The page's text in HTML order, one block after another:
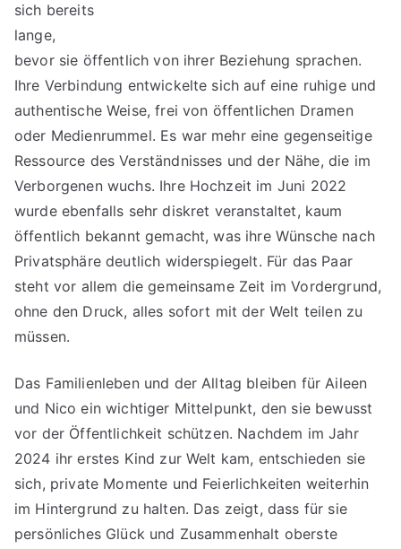
sich bereits
lange,
bevor sie öffentlich von ihrer Beziehung sprachen.
Ihre Verbindung entwickelte sich auf eine ruhige und
authentische Weise, frei von öffentlichen Dramen
oder Medienrummel. Es war mehr eine gegenseitige
Ressource des Verständnisses und der Nähe, die im
Verborgenen wuchs. Ihre Hochzeit im Juni 2022
wurde ebenfalls sehr diskret veranstaltet, kaum
öffentlich bekannt gemacht, was ihre Wünsche nach
Privatsphäre deutlich widerspiegelt. Für das Paar
steht vor allem die gemeinsame Zeit im Vordergrund,
ohne den Druck, alles sofort mit der Welt teilen zu
müssen.
Das Familienleben und der Alltag bleiben für Aileen
und Nico ein wichtiger Mittelpunkt, den sie bewusst
vor der Öffentlichkeit schützen. Nachdem im Jahr
2024 ihr erstes Kind zur Welt kam, entschieden sie
sich, private Momente und Feierlichkeiten weiterhin
im Hintergrund zu halten. Das zeigt, dass für sie
persönliches Glück und Zusammenhalt oberste